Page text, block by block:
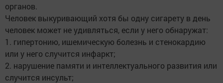
органов.
Человек выкуривающий хотя бы одну сигарету в день
человек может не удивляться, если у него обнаружат:
1. гипертонию, ишемическую болезнь и стенокардию
или у него случится инфаркт;
2. нарушение памяти и интеллектуального развития или
случится инсульт;